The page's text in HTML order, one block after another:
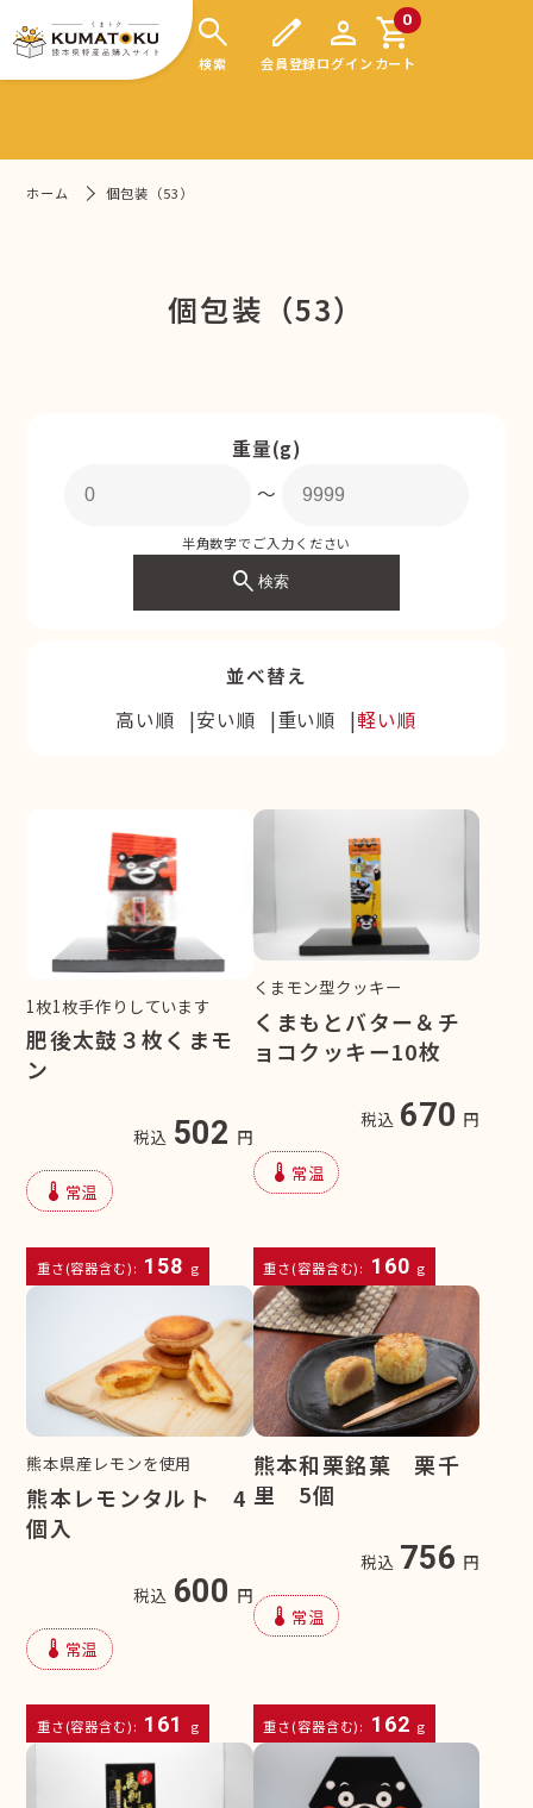
search
検索
edit
会員登録
person
ログイン
0
shopping_cart
カート
ホーム 個包装（53）
個包装（53）
重量(g)
〜
半角数字でご入力ください
search検索
並べ替え
高い順
安い順 重い順 軽い順
1枚1枚手作りしています
肥後太鼓３枚くまモ
ン
税込 502 円
device_thermostat 常温
重さ(容器含む): 158 g
くまモン型クッキー
くまもとバター＆チ
ョコクッキー10枚
税込 670 円
device_thermostat 常温
重さ(容器含む): 160 g
熊本県産レモンを使用
熊本レモンタルト 4
個入
税込 600 円
device_thermostat 常温
重さ(容器含む): 161 g
熊本和栗銘菓 栗千
里 5個
税込 756 円
device_thermostat 常温
重さ(容器含む): 162 g